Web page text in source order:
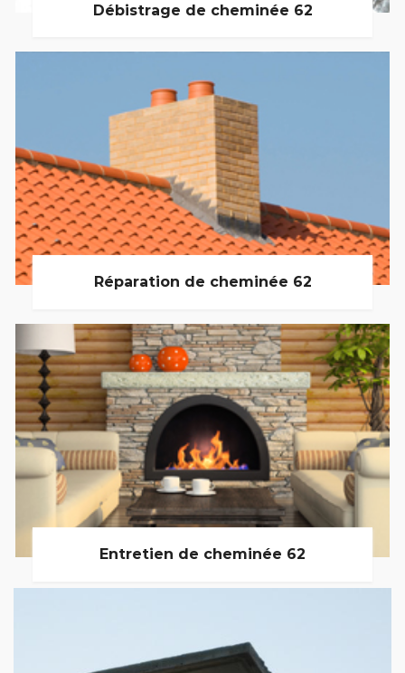
Débistrage de cheminée 62
Réparation de cheminée 62
Entretien de cheminée 62